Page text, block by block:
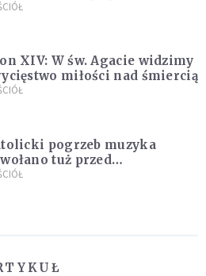
wyjaśnienia
XIV: W św. Agacie widzimy
miłości nad śmiercią
pogrzeb muzyka
tuż przed
Powodem była